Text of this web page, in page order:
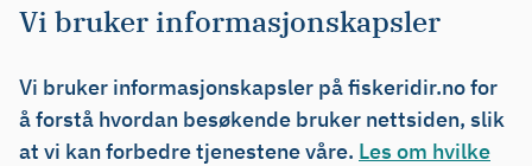
Vi bruker informasjonskapsler
Vi bruker informasjonskapsler på fiskeridir.no for
å forstå hvordan besøkende bruker nettsiden, slik
at vi kan forbedre tjenestene våre. Les om hvilke